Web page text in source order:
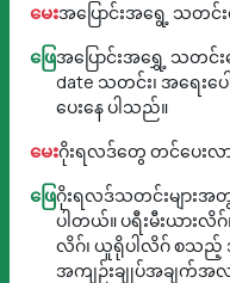
မေးအပြောင်းအရွေ့ သတင်
ဖြေအပြောင်းအရွှေ့ သတင်
date သတင်း၊ အရေးပ
ပေးနေ ပါသည်။
မေးဂိုးရလဒ်တွေ တင်ပေးလာ
ဖြေဂိုးရလဒ်သတင်းများအ
ပါတယ်။ ပရီးမီးယားလိဂ်
လိဂ်၊ ယူရိုပါလိဂ် စသည့် အ
အကျဉ်းချုပ်အချက်အ